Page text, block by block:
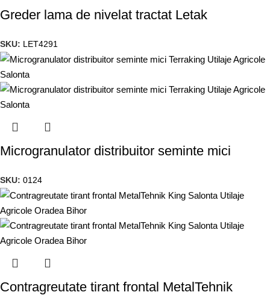
Greder lama de nivelat tractat Letak
SKU: LET4291
Microgranulator distribuitor seminte mici
SKU: 0124
Contragreutate tirant frontal MetalTehnik